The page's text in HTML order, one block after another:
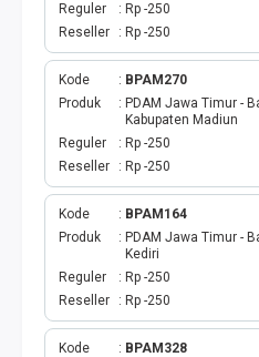
Reguler
Rp -250
Reseller
Rp -250
Kode
BPAM270
Produk
PDAM Jawa Timur -
Kabupaten Madiun
Reguler
Rp -250
Reseller
Rp -250
Kode
BPAM164
Produk
PDAM Jawa Timur -
Kediri
Reguler
Rp -250
Reseller
Rp -250
Kode
BPAM328